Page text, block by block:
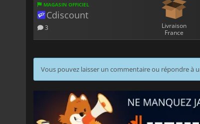
MAGASIN OFFICIEL
Cdiscount
3
Livraison
France
Vous pouvez laisser un commentaire ou répondre à